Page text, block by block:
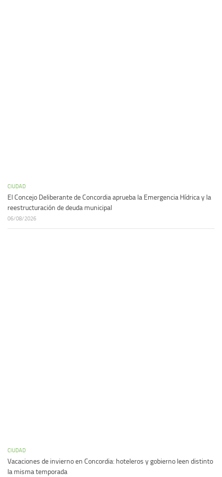
CIUDAD
El Concejo Deliberante de Concordia aprueba la Emergencia Hídrica y la
reestructuración de deuda municipal
06/08/2026
CIUDAD
Vacaciones de invierno en Concordia: hoteleros y gobierno leen distinto
la misma temporada